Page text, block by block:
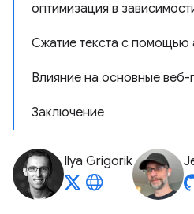
оптимизация в
Сжатие текста с помощью
Влияние на основные веб-
Заключение
Ilya Grigorik